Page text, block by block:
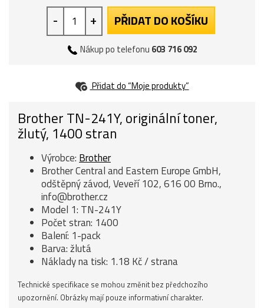
- + PŘIDAT DO KOŠÍKU
Nákup po telefonu 603 716 092
Přidat do “Moje produkty”
Brother TN-241Y, originální toner,
žlutý, 1400 stran
Výrobce: Brother
Brother Central and Eastern Europe GmbH,
odštěpný závod, Veveří 102, 616 00 Brno.,
info@brother.cz
Model 1: TN-241Y
Počet stran: 1400
Balení: 1-pack
Barva: žlutá
Náklady na tisk: 1.18 Kč / strana
Technické specifikace se mohou změnit bez předchozího
upozornění. Obrázky mají pouze informativní charakter.